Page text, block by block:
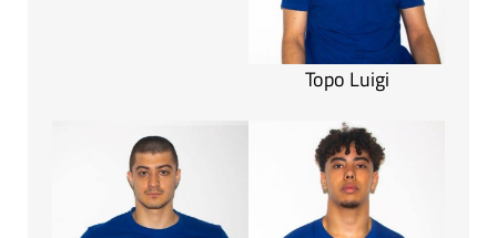
Topo Luigi